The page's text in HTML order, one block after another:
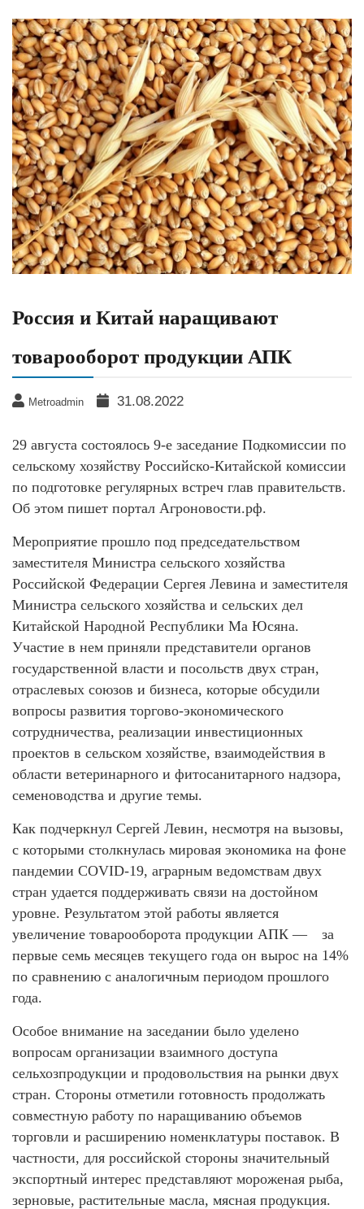
Россия и Китай наращивают
товарооборот продукции АПК
Metroadmin 31.08.2022
29 августа состоялось 9-е заседание Подкомиссии по
сельскому хозяйству Российско-Китайской комиссии
по подготовке регулярных встреч глав правительств.
Об этом пишет портал Агроновости.рф.
Мероприятие прошло под председательством
заместителя Министра сельского хозяйства
Российской Федерации Сергея Левина и заместителя
Министра сельского хозяйства и сельских дел
Китайской Народной Республики Ма Юсяна.
Участие в нем приняли представители органов
государственной власти и посольств двух стран,
отраслевых союзов и бизнеса, которые обсудили
вопросы развития торгово-экономического
сотрудничества, реализации инвестиционных
проектов в сельском хозяйстве, взаимодействия в
области ветеринарного и фитосанитарного надзора,
семеноводства и другие темы.
Как подчеркнул Сергей Левин, несмотря на вызовы,
с которыми столкнулась мировая экономика на фоне
пандемии COVID-19, аграрным ведомствам двух
стран удается поддерживать связи на достойном
уровне. Результатом этой работы является
увеличение товарооборота продукции АПК — за
первые семь месяцев текущего года он вырос на 14%
по сравнению с аналогичным периодом прошлого
года.
Особое внимание на заседании было уделено
вопросам организации взаимного доступа
сельхозпродукции и продовольствия на рынки двух
стран. Стороны отметили готовность продолжать
совместную работу по наращиванию объемов
торговли и расширению номенклатуры поставок. В
частности, для российской стороны значительный
экспортный интерес представляют мороженая рыба,
зерновые, растительные масла, мясная продукция.